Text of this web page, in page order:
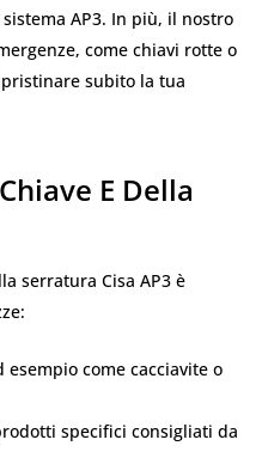
AP3. In più, il nostro
come chiavi rotte o
subito la tua
E Della
serratura Cisa AP3 è
come cacciavite o
specifici consigliati da